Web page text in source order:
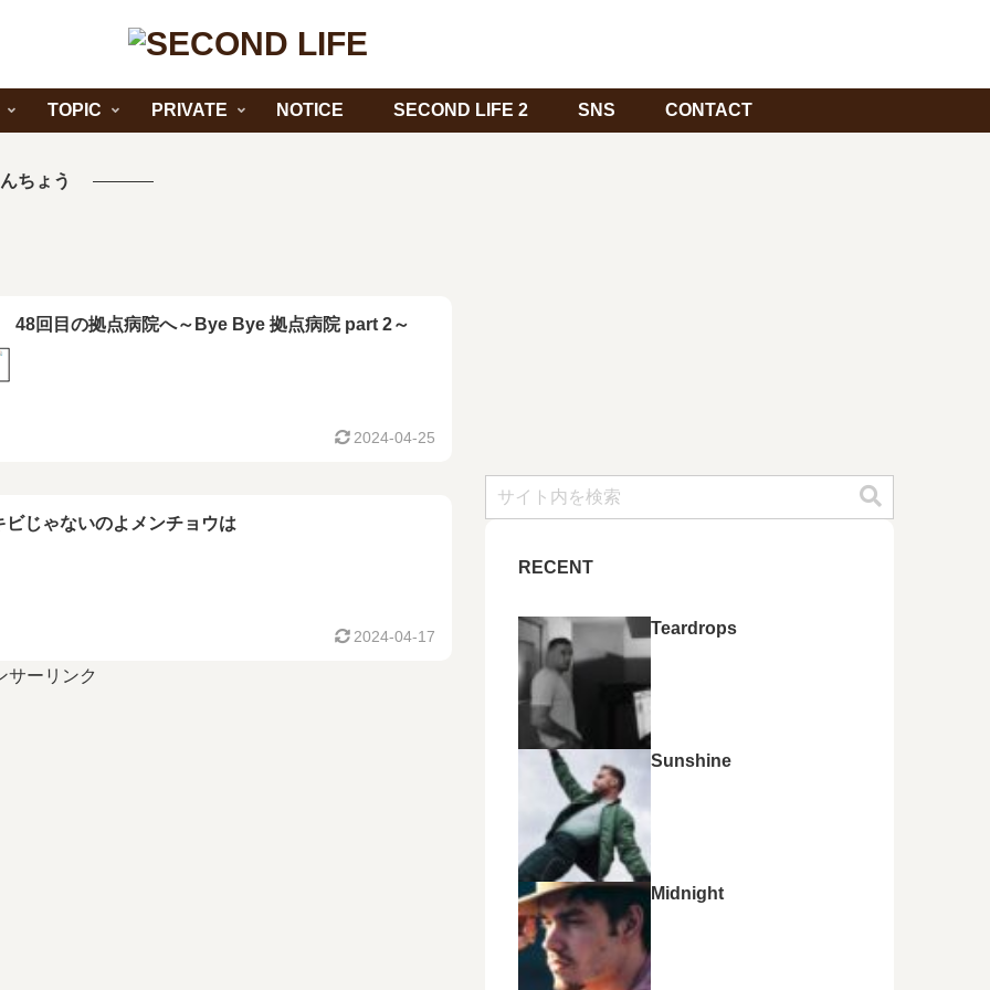
TOPIC PRIVATE NOTICE SECOND LIFE 2 SNS CONTACT
ちょう
48回目の拠点病院へ～Bye Bye 拠点病院 part 2～
2024-04-25
ビじゃないのよメンチョウは
2024-04-17
サーリンク
RECENT
Teardrops
Sunshine
Midnight